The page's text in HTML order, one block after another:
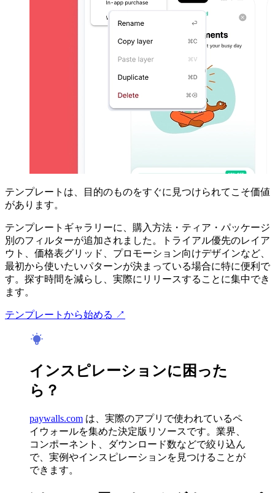
テンプレートは、目的のものをすぐに見つけられてこそ価値
があります。
テンプレートギャラリーに、購入方法・ティア・パッケージ
別のフィルターが追加されました。トライアル優先のレイア
ウト、価格表グリッド、プロモーション向けデザインなど、
最初から使いたいパターンが決まっている場合に特に便利で
す。探す時間を減らし、実際にリリースすることに集中でき
ます。
テンプレートから始める ↗
インスピレーションに困った
ら？
paywalls.com は、実際のアプリで使われているペ
イウォールを集めた決定版リソースです。業界、
コンポーネント、ダウンロード数などで絞り込ん
で、実例やインスピレーションを見つけることが
できます。